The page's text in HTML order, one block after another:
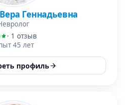
Геннадьевна
· 1 отзыв
45 лет
профиль